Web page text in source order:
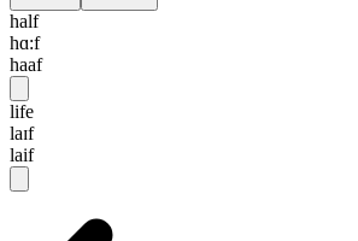
half
hɑ:f
haaf
life
laɪf
laif